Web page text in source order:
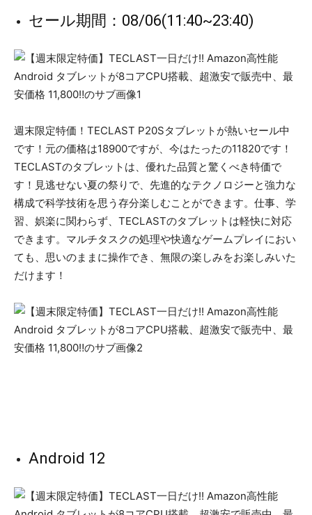
セール期間：08/06(11:40~23:40)
週末限定特価！TECLAST P20Sタブレットが熱いセール中
です！元の価格は18900ですが、今はたったの11820です！
TECLASTのタブレットは、優れた品質と驚くべき特価で
す！見逃せない夏の祭りで、先進的なテクノロジーと強力な
構成で科学技術を思う存分楽しむことができます。仕事、学
習、娯楽に関わらず、TECLASTのタブレットは軽快に対応
できます。マルチタスクの処理や快適なゲームプレイにおい
ても、思いのままに操作でき、無限の楽しみをお楽しみいた
だけます！
Android 12